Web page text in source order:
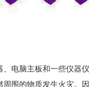
电脑主板和一些仪器
围的物质发生火灾。